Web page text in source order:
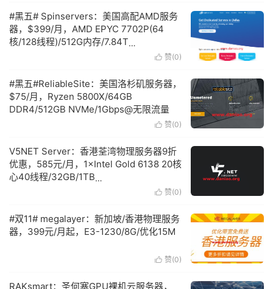
#黑五# Spinservers：美国高配AMD服务
器，$399/月，AMD EPYC 7702P(64
核/128线程)/512G内存/7.84T
 赞(0)
#黑五#ReliableSite：美国洛杉矶服务器，
$75/月，Ryzen 5800X/64GB
DDR4/512GB NVMe/1Gbps@无限流量
 赞(0)
V5NET Server：香港荃湾物理服务器9折
优惠，585元/月，1×Intel Gold 6138 20核
心40线程/32GB/1TB
 赞(0)
#双11# megalayer：新加坡/香港物理服务
器，399元/月起，E3-1230/8G/优化15M
 赞(0)
RAKsmart：圣何塞GPU裸机云服务器，